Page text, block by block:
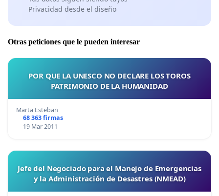
Privacidad desde el diseño
Otras peticiones que le pueden interesar
POR QUE LA UNESCO NO DECLARE LOS TOROS
PATRIMONIO DE LA HUMANIDAD
Marta Esteban
68 363 firmas
19 Mar 2011
Jefe del Negociado para el Manejo de Emergencias
y la Administración de Desastres (NMEAD)